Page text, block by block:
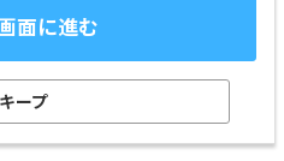
面に進む
キープ